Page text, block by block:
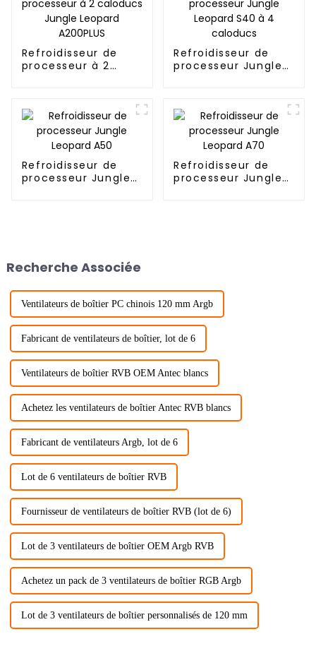
Refroidisseur de
processeur à 2
Refroidisseur de
processeur Jungle
Refroidisseur de
processeur Jungle
Refroidisseur de
processeur Jungle
Recherche Associée
Ventilateurs de boîtier PC chinois 120 mm Argb
Fabricant de ventilateurs de boîtier, lot de 6
Ventilateurs de boîtier RVB OEM Antec blancs
Achetez les ventilateurs de boîtier Antec RVB blancs
Fabricant de ventilateurs Argb, lot de 6
Lot de 6 ventilateurs de boîtier RVB
Fournisseur de ventilateurs de boîtier RVB (lot de 6)
Lot de 3 ventilateurs de boîtier OEM Argb RVB
Achetez un pack de 3 ventilateurs de boîtier RGB Argb
Lot de 3 ventilateurs de boîtier personnalisés de 120 mm